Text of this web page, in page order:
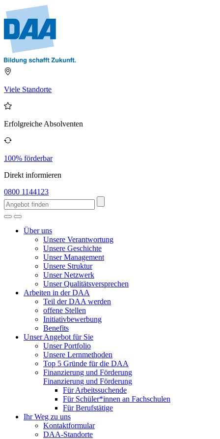
Viele Standorte
Erfolgreiche Absolventen
100% förderbar
Direkt informieren
0800 1144123
Über uns
Unsere Verantwortung
Unsere Geschichte
Unser Management
Unsere Struktur
Unser Netzwerk
Unser Qualitätsversprechen
Arbeiten in der DAA
Teil der DAA werden
offene Stellen
Initiativbewerbung
Benefits
Unser Angebot für Sie
Unser Portfolio
Unsere Lernmethoden
Top 5 Gründe für die DAA
Finanzierung und Förderung
Finanzierung und Förderung
Für Arbeitssuchende
Für Schüler*innen an Fachschulen
Für Berufstätige
Ihr Weg zu uns
Kontaktformular
DAA-Standorte